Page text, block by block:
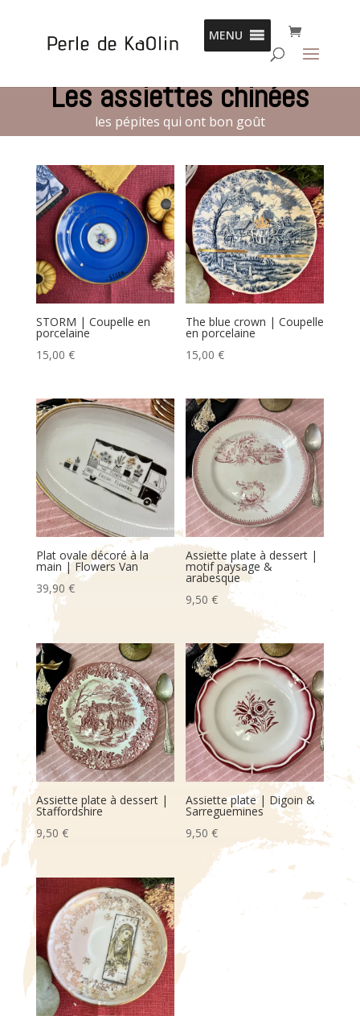
MENU
Les assiettes chinées
les pépites qui ont bon goût
STORM | Coupelle en
porcelaine
15,00 €
The blue crown | Coupelle
en porcelaine
15,00€
Plat ovale décoré à la
main | Flowers Van
39,90 €
Assiette plate à dessert |
motif paysage &
arabesque
9,50€
Assiette plate à dessert |
Staffordshire
9,50 €
Assiette plate | Digoin &
Sarreguemines
9,50€